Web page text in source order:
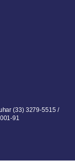
(33) 3279-5515 /
91